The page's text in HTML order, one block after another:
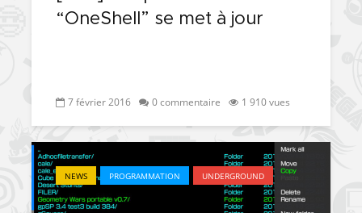
“OneShell” se met à jour
7 février 2016 0 commentaire 1 910 vues
NEWS PROGRAMMATION UNDERGROUND